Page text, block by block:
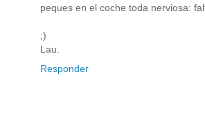
peques en el coche toda nerviosa:
;)
Lau.
Responder